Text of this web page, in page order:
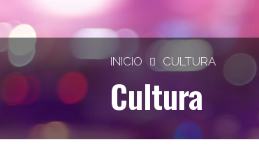
INICIO CULTURA
Cultura